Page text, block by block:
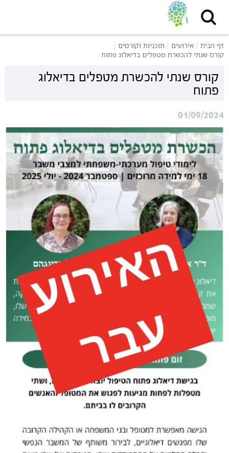
דף הבית אירועים
תוכניות וקורסים
קורס שנתי להכשרת מטפלים בדיאלוג פתוח
קורס שנתי להכשרת מטפלים בדיאלוג
פתוח
01/09/2024